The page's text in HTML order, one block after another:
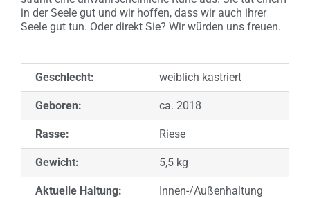
in der Seele gut und wir hoffen, dass wir auch ihrer
Seele gut tun. Oder direkt Sie? Wir würden uns freuen.
Geschlecht: weiblich kastriert
Geboren: ca. 2018
Rasse: Riese
Gewicht: 5,5 kg
Aktuelle Haltung: Innen-/Außenhaltung